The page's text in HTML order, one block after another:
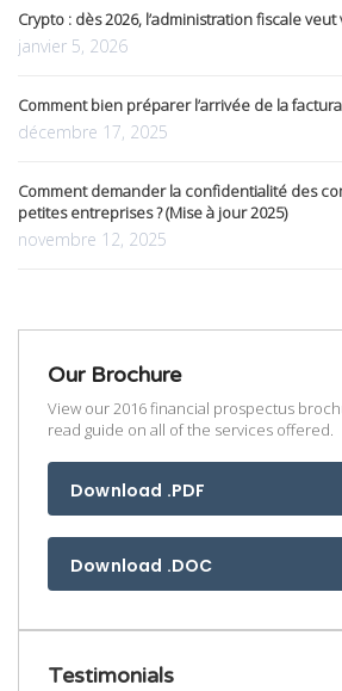
Crypto : dès 2026, l’administration fiscale
janvier 5, 2026
Comment bien préparer l’arrivée de la
décembre 17, 2025
Comment demander la confidentialité des
petites entreprises ? (Mise à jour 2025)
novembre 12, 2025
Our Brochure
View our 2016 financial prospectus
read guide on all of the services offered.
Download .PDF
Download .DOC
Testimonials